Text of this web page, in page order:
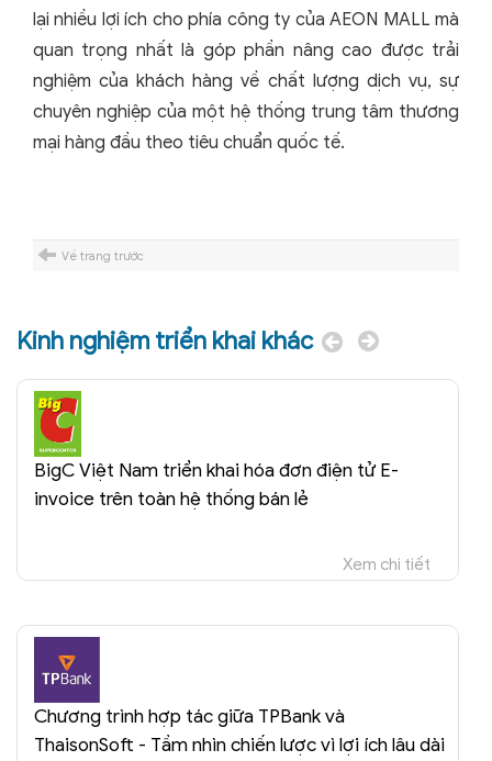
lại nhiều lợi ích cho phía công ty của AEON MALL mà
quan trọng nhất là góp phần nâng cao được trải
nghiệm của khách hàng về chất lượng dịch vụ, sự
chuyên nghiệp của một hệ thống trung tâm thương
mại hàng đầu theo tiêu chuẩn quốc tế.
Về trang trước
Kinh nghiệm triển khai khác
BigC Việt Nam triển khai hóa đơn điện tử E-
invoice trên toàn hệ thống bán lẻ
Xem chi tiết
Chương trình hợp tác giữa TPBank và
ThaisonSoft - Tầm nhìn chiến lược vì lợi ích lâu dài